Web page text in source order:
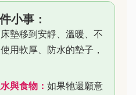
小事：
墊移到安靜、溫暖、不
用軟厚、防水的墊子，
與食物： 如果牠還願意